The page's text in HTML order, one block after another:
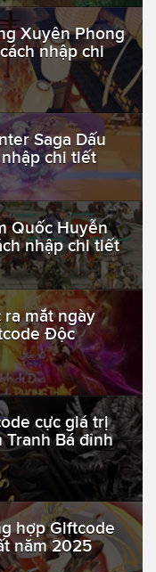
Xuyên Phong
nhập chi
Saga Dấu
chi tiết
Quốc Huyễn
nhập chi tiết
ra mắt ngày
Độc
cực giá trị
Tranh Bá đỉnh
hợp Giftcode
năm 2025